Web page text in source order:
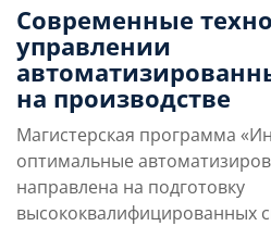
Условия поступления
Учебная программа
Современные
управлении
на производстве
Магистерская программа
оптимальные
направлена на подготовку
высококвалифицированных